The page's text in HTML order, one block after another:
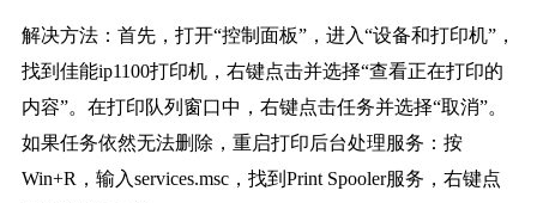
解决方法：首先，打开“控制面板”，进入“设备和打印机”，
找到佳能ip1100打印机，右键点击并选择“查看正在打印的
内容”。在打印队列窗口中，右键点击任务并选择“取消”。
如果任务依然无法删除，重启打印后台处理服务：按
Win+R，输入services.msc，找到Print Spooler服务，右键点